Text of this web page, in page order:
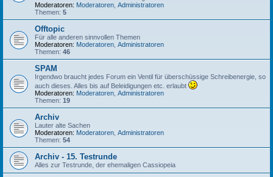
Moderatoren: Moderatoren Administratoren
Themen: 5
Offtopic
Für alle anderen sinnvollen Themen
Moderatoren: Moderatoren Administratoren
Themen: 46
SPAM
Irgendwo braucht jedes Forum ein Ventil für überschüssige Schreibenergie, so
auch dieses. Alles bis auf Beleidigungen etc. erlaubt
Moderatoren: Moderatoren Administratoren
Themen: 19
Archiv
Lauter alte Sachen
Moderatoren: Moderatoren Administratoren
Themen: 54
Archiv - 15. Testrunde
Alles zur Testrunde, der ehemaligen Cassiopeia